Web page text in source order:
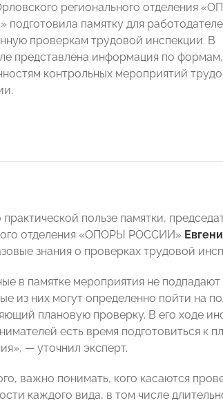
регионального отделения
памятку для
проверкам трудовой инспекции. В
представлена информация по
контрольных мероприятий
практической пользе памятки,
отделения «ОПОРЫ РОССИИ»
знания о проверках трудовой
в памятке мероприятия не
из них могут определенно пойти на
плановую проверку. В его ходе
есть время подготовиться к
— уточнил эксперт.
важно понимать, кого касаются
каждого вида, в том числе